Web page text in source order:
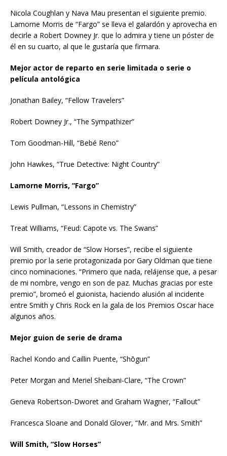
Nicola Coughlan y Nava Mau presentan el siguiente premio.
Lamorne Morris de “Fargo” se lleva el galardón y aprovecha en
decirle a Robert Downey Jr. que lo admira y tiene un póster de
él en su cuarto, al que le gustaría que firmara.
Mejor actor de reparto en serie limitada o serie o
película antológica
Jonathan Bailey, “Fellow Travelers”
Robert Downey Jr., “The Sympathizer”
Tom Goodman-Hill, “Bebé Reno”
John Hawkes, “True Detective: Night Country”
Lamorne Morris, “Fargo”
Lewis Pullman, “Lessons in Chemistry”
Treat Williams, “Feud: Capote vs. The Swans”
Will Smith, creador de “Slow Horses”, recibe el siguiente
premio por la serie protagonizada por Gary Oldman que tiene
cinco nominaciones. “Primero que nada, relájense que, a pesar
de mi nombre, vengo en son de paz. Muchas gracias por este
premio”, bromeó el guionista, haciendo alusión al incidente
entre Smith y Chris Rock en la gala de los Premios Oscar hace
algunos años.
Mejor guion de serie de drama
Rachel Kondo and Caillin Puente, “Shōgun”
Peter Morgan and Meriel Sheibani-Clare, “The Crown”
Geneva Robertson-Dworet and Graham Wagner, “Fallout”
Francesca Sloane and Donald Glover, “Mr. and Mrs. Smith”
Will Smith, “Slow Horses”